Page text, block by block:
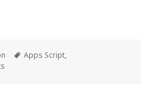
Etiquetas
Apps Script,